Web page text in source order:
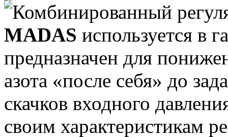
Комбинированный
MADAS используется в
предназначен для
азота «после себя» до
скачков входного
своим характеристикам